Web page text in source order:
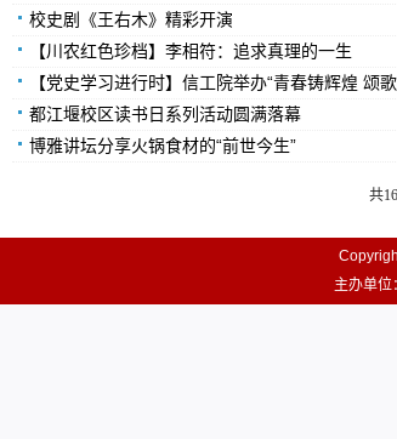
校史剧《王右木》精彩开演
【川农红色珍档】李相符：追求真理的一生
【党史学习进行时】信工院举办“青春铸辉煌 颂
都江堰校区读书日系列活动圆满落幕
博雅讲坛分享火锅食材的“前世今生”
共
主办单位